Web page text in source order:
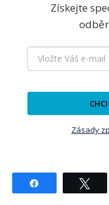
Získejte
Zásady